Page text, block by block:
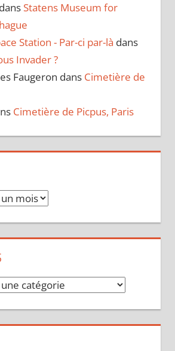
dans Statens Museum for
Station - Par-ci par-là dans
Invader ?
Faugeron dans Cimetière de
Cimetière de Picpus, Paris